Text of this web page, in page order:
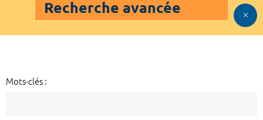
Recherche avancée
Mots-clés :